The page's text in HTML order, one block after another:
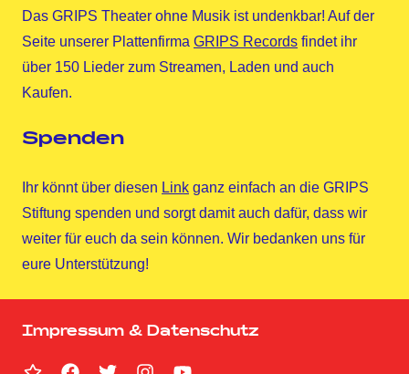
Das GRIPS Theater ohne Musik ist undenkbar! Auf der
Seite unserer Plattenfirma GRIPS Records findet ihr
über 150 Lieder zum Streamen, Laden und auch
Kaufen.
Spenden
Ihr könnt über diesen Link ganz einfach an die GRIPS
Stiftung spenden und sorgt damit auch dafür, dass wir
weiter für euch da sein können. Wir bedanken uns für
eure Unterstützung!
Impressum & Datenschutz